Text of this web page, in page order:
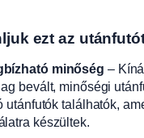
ezt az
minőség –
bevált, minőségi
utánfutók találhatók,
készültek.